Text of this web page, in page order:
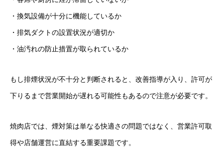
・換気設備が十分に機能しているか
・排気ダクトの設置状況が適切か
・油汚れの防止措置が取られているか
もし排煙状況が不十分と判断されると、改善指導が入り、許可が
下りるまで営業開始が遅れる可能性もあるので注意が必要です。
焼肉店では、煙対策は単なる快適さの問題ではなく、営業許可取
得や店舗運営に直結する重要課題です。